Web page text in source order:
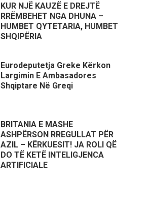
KUR NJË KAUZË E DREJTË
RRËMBEHET NGA DHUNA –
HUMBET QYTETARIA, HUMBET
SHQIPËRIA
Eurodeputetja Greke Kërkon
Largimin E Ambasadores
Shqiptare Në Greqi
BRITANIA E MASHE
ASHPËRSON RREGULLAT PËR
AZIL – KËRKUESIT! JA ROLI QË
DO TË KETË INTELIGJENCA
ARTIFICIALE